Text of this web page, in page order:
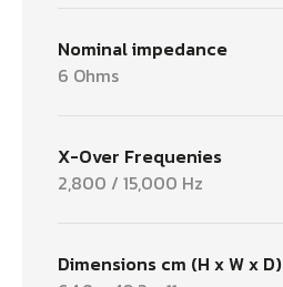
Nominal impedance
6 Ohms
X-Over Frequenies
2,800 / 15,000 Hz
Dimensions cm (H x W x D)